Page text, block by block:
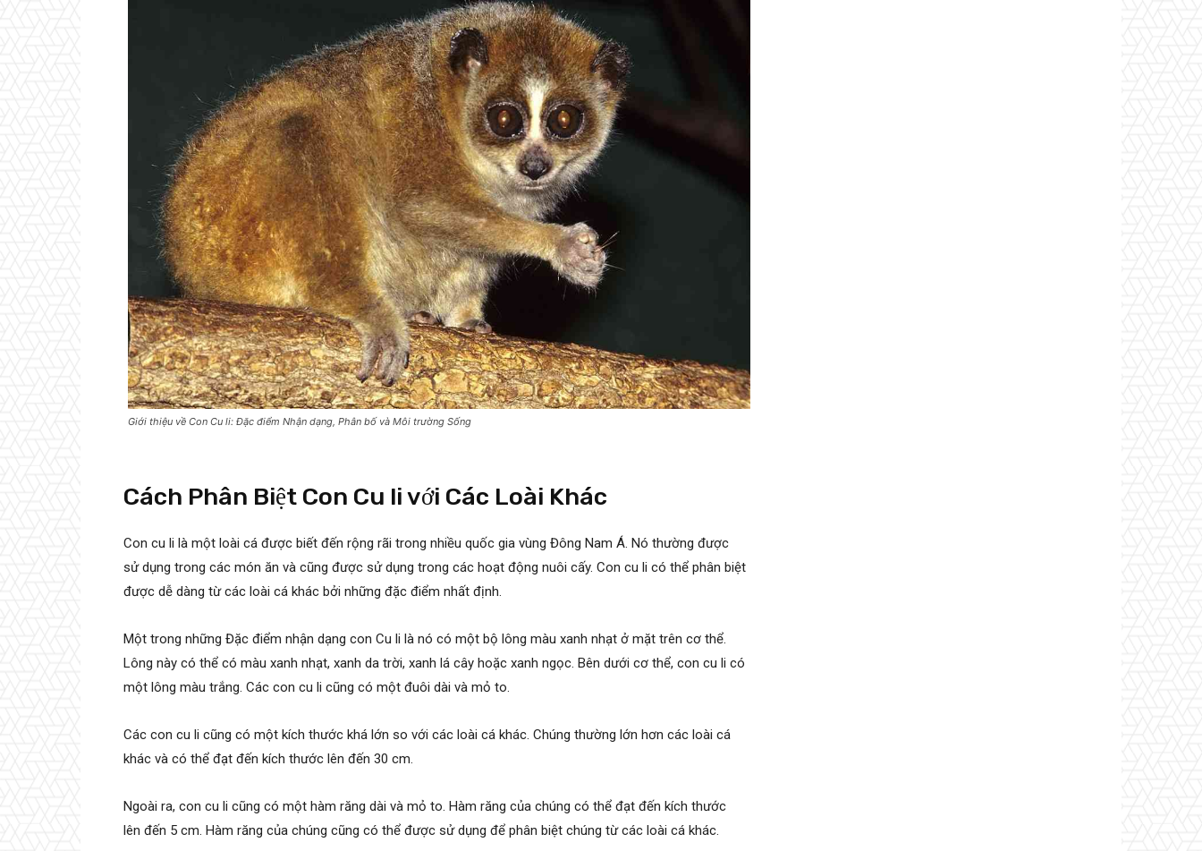
Giới thiệu về Con Cu li: Đặc điểm Nhận dạng, Phân bố và Môi trường Sống
Cách Phân Biệt Con Cu li với Các Loài Khác
Con cu li là một loài cá được biết đến rộng rãi trong nhiều quốc gia vùng Đông Nam Á. Nó thường được
sử dụng trong các món ăn và cũng được sử dụng trong các hoạt động nuôi cấy. Con cu li có thể phân biệt
được dễ dàng từ các loài cá khác bởi những đặc điểm nhất định.
Một trong những Đặc điểm nhận dạng con Cu li là nó có một bộ lông màu xanh nhạt ở mặt trên cơ thể.
Lông này có thể có màu xanh nhạt, xanh da trời, xanh lá cây hoặc xanh ngọc. Bên dưới cơ thể, con cu li có
một lông màu trắng. Các con cu li cũng có một đuôi dài và mỏ to.
Các con cu li cũng có một kích thước khá lớn so với các loài cá khác. Chúng thường lớn hơn các loài cá
khác và có thể đạt đến kích thước lên đến 30 cm.
Ngoài ra, con cu li cũng có một hàm răng dài và mỏ to. Hàm răng của chúng có thể đạt đến kích thước
lên đến 5 cm. Hàm răng của chúng cũng có thể được sử dụng để phân biệt chúng từ các loài cá khác.